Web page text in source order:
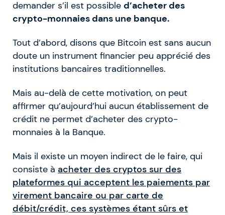
demander s’il est possible d’acheter des
crypto-monnaies dans une banque.
Tout d’abord, disons que Bitcoin est sans aucun
doute un instrument financier peu apprécié des
institutions bancaires traditionnelles.
Mais au-delà de cette motivation, on peut
affirmer qu’aujourd’hui aucun établissement de
crédit ne permet d’acheter des crypto-
monnaies à la Banque.
Mais il existe un moyen indirect de le faire, qui
consiste à acheter des cryptos sur des
plateformes qui acceptent les paiements par
virement bancaire ou par carte de
débit/crédit, ces systèmes étant sûrs et